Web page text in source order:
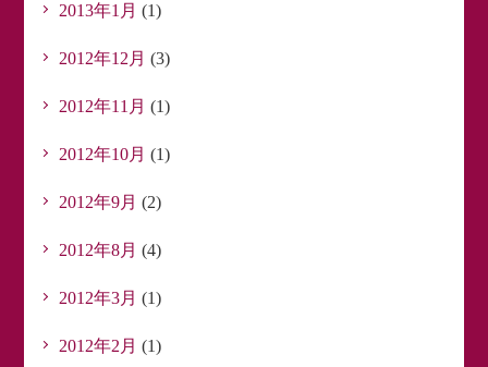
2013年1月 (1)
2012年12月 (3)
2012年11月 (1)
2012年10月 (1)
2012年9月 (2)
2012年8月 (4)
2012年3月 (1)
2012年2月 (1)